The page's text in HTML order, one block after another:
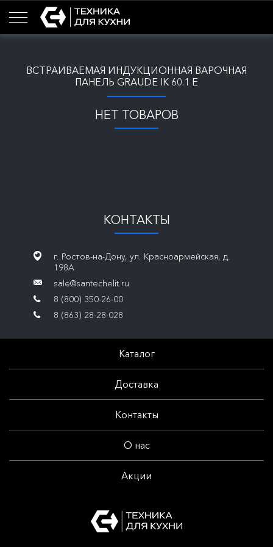
ВСТРАИВАЕМАЯ ИНДУКЦИОННАЯ ВАРОЧНАЯ
ПАНЕЛЬ GRAUDE IK 60.1 E
НЕТ ТОВАРОВ
КОНТАКТЫ
г. Ростов-на-Дону, ул. Красноармейская, д.
198А
sale@santechelit.ru
8 (800) 350-26-00
8 (863) 28-28-028
Каталог
Доставка
Контакты
О нас
Акции